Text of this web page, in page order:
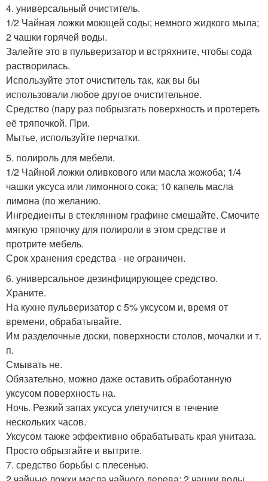
4. универсальный очиститель.
1/2 Чайная ложки моющей соды; немного жидкого мыла;
2 чашки горячей воды.
Залейте это в пульверизатор и встряхните, чтобы сода
растворилась.
Используйте этот очиститель так, как вы бы
использовали любое другое очистительное.
Средство (пару раз побрызгать поверхность и протереть
её тряпочкой. При.
Мытье, используйте перчатки.
5. полироль для мебели.
1/2 Чайной ложки оливкового или масла жожоба; 1/4
чашки уксуса или лимонного сока; 10 капель масла
лимона (по желанию.
Ингредиенты в стеклянном графине смешайте. Смочите
мягкую тряпочку для полироли в этом средстве и
протрите мебель.
Срок хранения средства - не ограничен.
6. универсальное дезинфицирующее средство.
Храните.
На кухне пульверизатор с 5% уксусом и, время от
времени, обрабатывайте.
Им разделочные доски, поверхности столов, мочалки и т.
п.
Смывать не.
Обязательно, можно даже оставить обработанную
уксусом поверхность на.
Ночь. Резкий запах уксуса улетучится в течение
нескольких часов.
Уксусом также эффективно обрабатывать края унитаза.
Просто обрызгайте и вытрите.
7. средство борьбы с плесенью.